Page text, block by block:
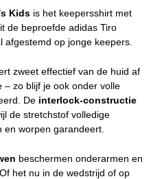
Kids is het keepersshirt met
de beproefde adidas Tiro
op jonge keepers.
zweet effectief van de huid af
– zo blijf je ook onder volle
De interlock-constructie
de stretchstof volledige
en worpen garandeert.
beschermen onderarmen en
het nu in de wedstrijd of op